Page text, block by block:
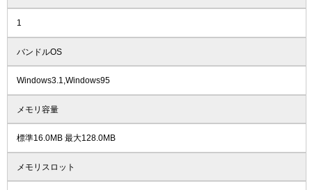
1
バンドルOS
Windows3.1,Windows95
メモリ容量
標準16.0MB 最大128.0MB
メモリスロット